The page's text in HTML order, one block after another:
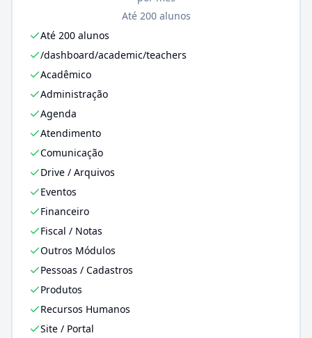
Até 200 alunos
Até 200 alunos
/dashboard/academic/teachers
Acadêmico
Administração
Agenda
Atendimento
Comunicação
Drive / Arquivos
Eventos
Financeiro
Fiscal / Notas
Outros Módulos
Pessoas / Cadastros
Produtos
Recursos Humanos
Site / Portal